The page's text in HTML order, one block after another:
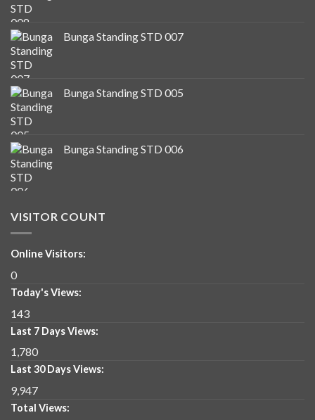
Bunga Standing STD 007
Bunga Standing STD 005
Bunga Standing STD 006
VISITOR COUNT
Online Visitors:
0
Today's Views:
143
Last 7 Days Views:
1,780
Last 30 Days Views:
9,947
Total Views: